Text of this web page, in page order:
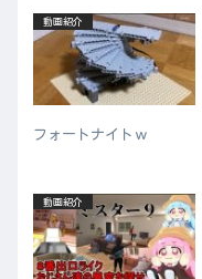
動画紹介
フォートナイトｗ
動画紹介